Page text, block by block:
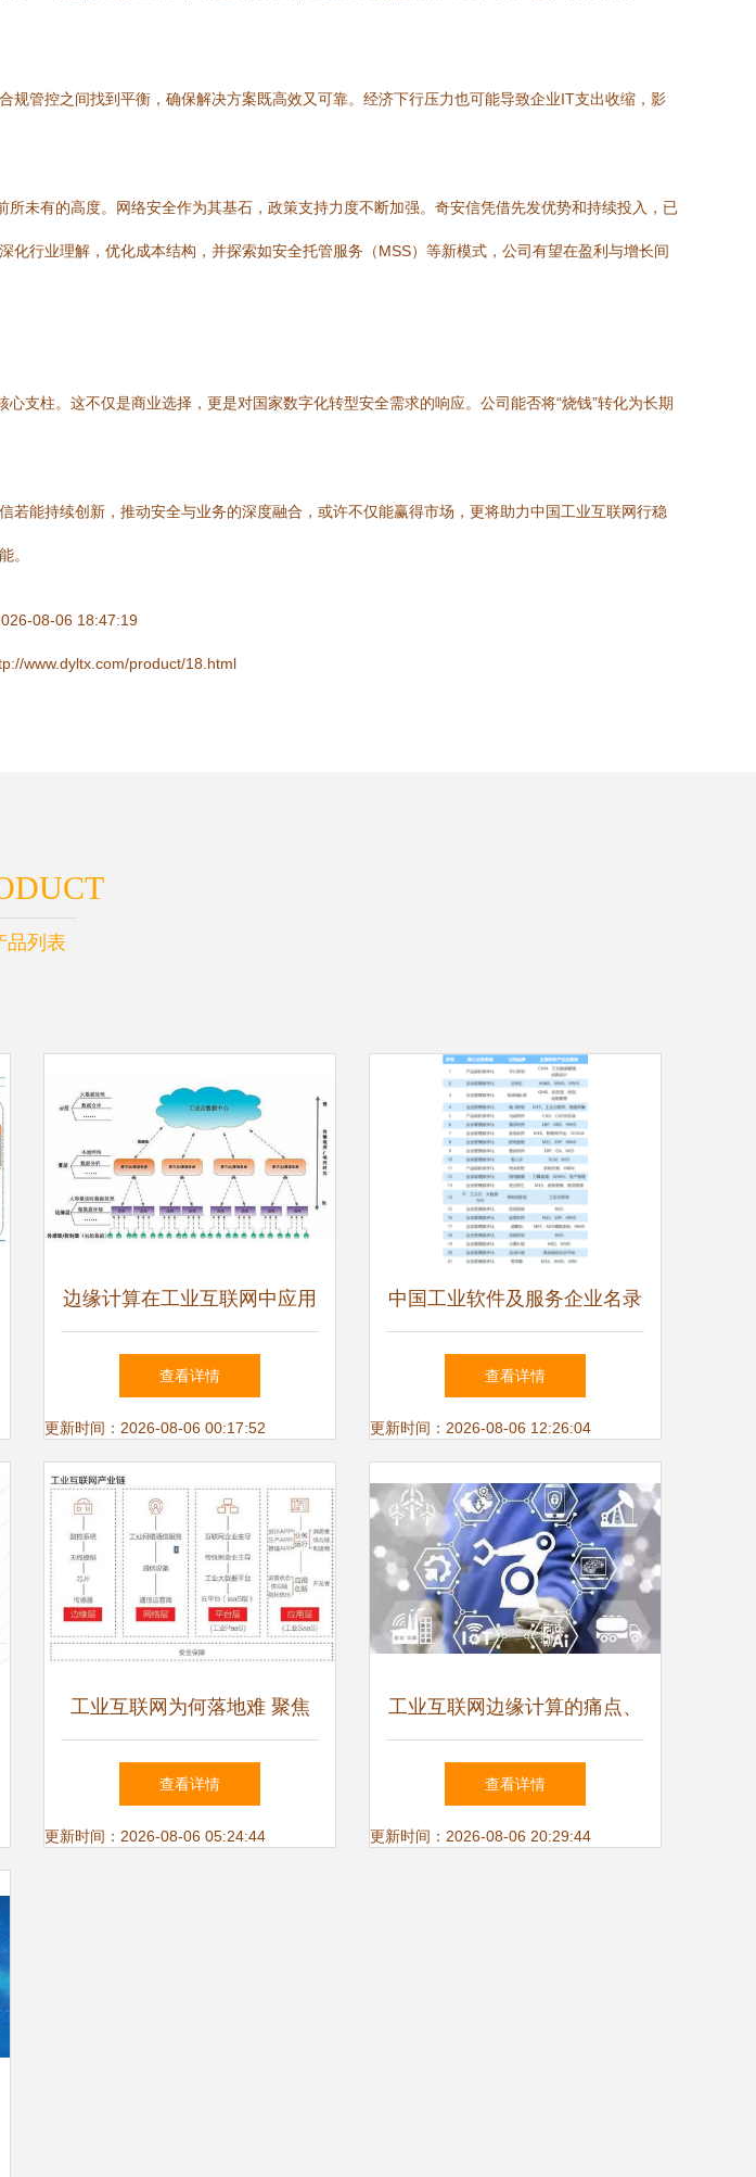
管控之间找到平衡，确保解决方案既高效又可靠。经济下行压力也可能导致企业IT支出收缩，影
未有的高度。网络安全作为其基石，政策支持力度不断加强。奇安信凭借先发优势和持续投入，已
行业理解，优化成本结构，并探索如安全托管服务（MSS）等新模式，公司有望在盈利与增长间
支柱。这不仅是商业选择，更是对国家数字化转型安全需求的响应。公司能否将“烧钱”转化为长期
能持续创新，推动安全与业务的深度融合，或许不仅能赢得市场，更将助力中国工业互联网行稳
。
08-06 18:47:19
www.dyltx.com/product/18.html
品列表
边缘计算在工业互联网中应用
的安全问题研究
查看详情
更新时间：2026-08-06 00:17:52
中国工业软件及服务企业名录
发布，园区21家企业入围，位
列全市第一
查看详情
更新时间：2026-08-06 12:26:04
工业互联网为何落地难 聚焦
数据服务视角的瓶颈与挑战
查看详情
更新时间：2026-08-06 05:24:44
工业互联网边缘计算的痛点、
热点和发力点
查看详情
更新时间：2026-08-06 20:29:44